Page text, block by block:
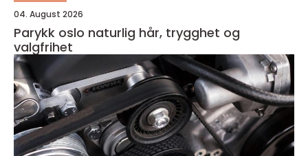
04. August 2026
Parykk oslo naturlig hår, trygghet og
valgfrihet